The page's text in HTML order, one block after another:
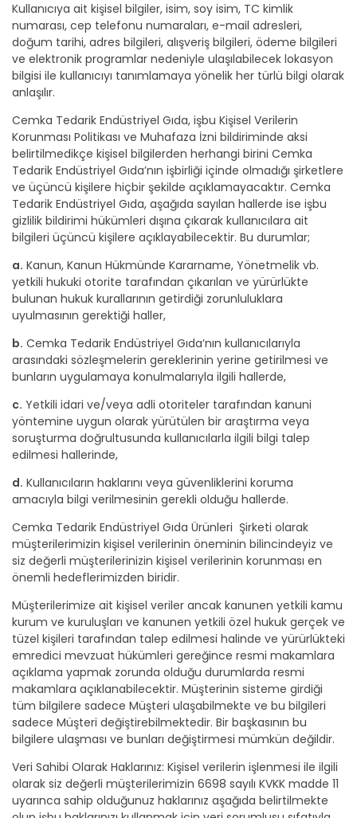
Kullanıcıya ait kişisel bilgiler, isim, soy isim, TC kimlik
numarası, cep telefonu numaraları, e-mail adresleri,
doğum tarihi, adres bilgileri, alışveriş bilgileri, ödeme bilgileri
ve elektronik programlar nedeniyle ulaşılabilecek lokasyon
bilgisi ile kullanıcıyı tanımlamaya yönelik her türlü bilgi olarak
anlaşılır.
Cemka Tedarik Endüstriyel Gıda, işbu Kişisel Verilerin
Korunması Politikası ve Muhafaza İzni bildiriminde aksi
belirtilmedikçe kişisel bilgilerden herhangi birini Cemka
Tedarik Endüstriyel Gıda’nın işbirliği içinde olmadığı şirketlere
ve üçüncü kişilere hiçbir şekilde açıklamayacaktır. Cemka
Tedarik Endüstriyel Gıda, aşağıda sayılan hallerde ise işbu
gizlilik bildirimi hükümleri dışına çıkarak kullanıcılara ait
bilgileri üçüncü kişilere açıklayabilecektir. Bu durumlar;
a. Kanun, Kanun Hükmünde Kararname, Yönetmelik vb.
yetkili hukuki otorite tarafından çıkarılan ve yürürlükte
bulunan hukuk kurallarının getirdiği zorunluluklara
uyulmasının gerektiği haller,
b. Cemka Tedarik Endüstriyel Gıda’nın kullanıcılarıyla
arasındaki sözleşmelerin gereklerinin yerine getirilmesi ve
bunların uygulamaya konulmalarıyla ilgili hallerde,
c. Yetkili idari ve/veya adli otoriteler tarafından kanuni
yöntemine uygun olarak yürütülen bir araştırma veya
soruşturma doğrultusunda kullanıcılarla ilgili bilgi talep
edilmesi hallerinde,
d. Kullanıcıların haklarını veya güvenliklerini koruma
amacıyla bilgi verilmesinin gerekli olduğu hallerde.
Cemka Tedarik Endüstriyel Gıda Ürünleri Şirketi olarak
müşterilerimizin kişisel verilerinin öneminin bilincindeyiz ve
siz değerli müşterilerinizin kişisel verilerinin korunması en
önemli hedeflerimizden biridir.
Müşterilerimize ait kişisel veriler ancak kanunen yetkili kamu
kurum ve kuruluşları ve kanunen yetkili özel hukuk gerçek ve
tüzel kişileri tarafından talep edilmesi halinde ve yürürlükteki
emredici mevzuat hükümleri gereğince resmi makamlara
açıklama yapmak zorunda olduğu durumlarda resmi
makamlara açıklanabilecektir. Müşterinin sisteme girdiği
tüm bilgilere sadece Müşteri ulaşabilmekte ve bu bilgileri
sadece Müşteri değiştirebilmektedir. Bir başkasının bu
bilgilere ulaşması ve bunları değiştirmesi mümkün değildir.
Veri Sahibi Olarak Haklarınız: Kişisel verilerin işlenmesi ile ilgili
olarak siz değerli müşterilerimizin 6698 sayılı KVKK madde 11
uyarınca sahip olduğunuz haklarınız aşağıda belirtilmekte